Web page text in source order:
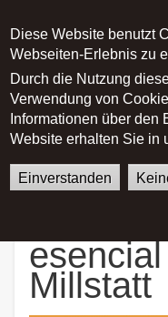
Diese Website benutzt
Webseiten-Erlebnis zu
Durch die Nutzung
Verwendung von
Informationen über
Website erhalten Sie in
Einverstanden
Main menu
Startseite
News
10. La Guitarra
Festival Millstatt
Millstatt